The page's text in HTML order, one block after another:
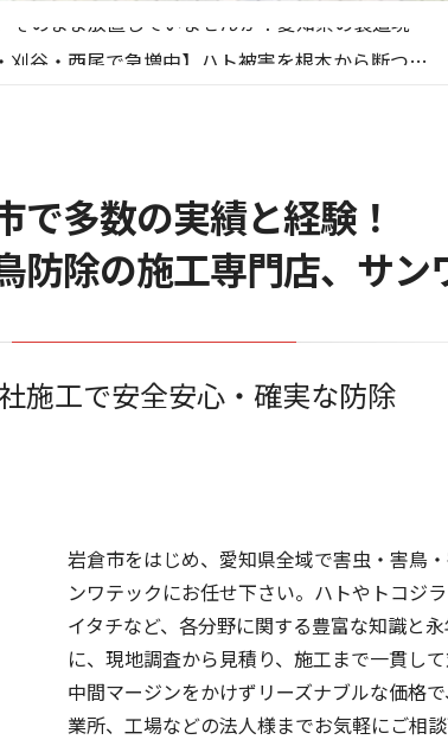
刈谷・西尾で急増中】ハト被害を根本から断つ…
そのまま放置していませんか？愛知県の製造現…
で多数の実績と経験！
除の施工専門店、 サン
施工で安全安心・確実な防除
岩倉市をはじめ、愛知県全域で害虫・害鳥
ンワテックにお任せ下さい。ハトやトコジ
イタチなど、各分野に関する豊富な知識と
に、現地調査から見積り、施工まで一貫して
中間マージンをかけずリーズナブルな価格
業所、工場などの法人様までお気軽にご相談